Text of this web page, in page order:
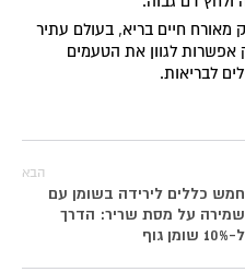
מאורח חיים בריא, בעולם עתיר
אפשרות לגוון את הטעמים
לבריאות.
הבא
חמש כללים לירידה בשומן עם
שמירה על מסת שריר: הדרך
ל-10% שומן גוף